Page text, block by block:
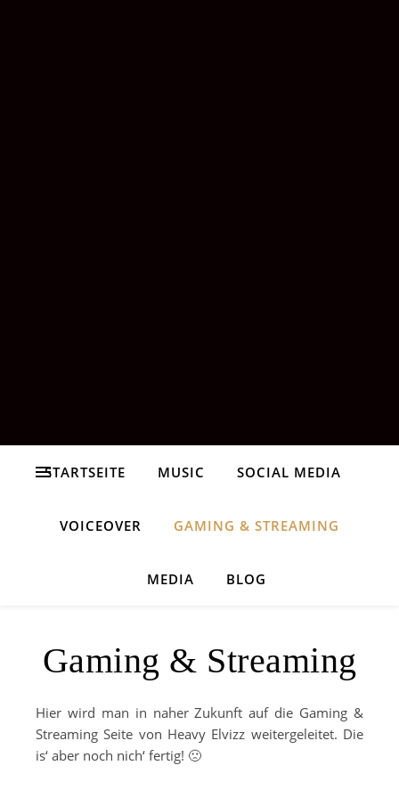
STARTSEITE MUSIC SOCIAL MEDIA
VOICEOVER GAMING & STREAMING
MEDIA BLOG
Gaming & Streaming
Hier wird man in naher Zukunft auf die Gaming &
Streaming Seite von Heavy Elvizz weitergeleitet. Die
is‘ aber noch nich‘ fertig! 🙁